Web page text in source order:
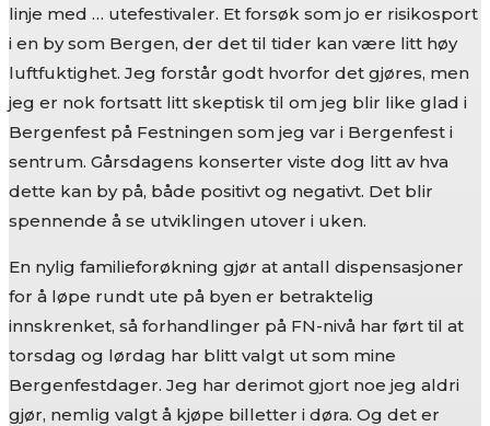
linje med … utefestivaler. Et forsøk som jo er risikosport
i en by som Bergen, der det til tider kan være litt høy
luftfuktighet. Jeg forstår godt hvorfor det gjøres, men
jeg er nok fortsatt litt skeptisk til om jeg blir like glad i
Bergenfest på Festningen som jeg var i Bergenfest i
sentrum. Gårsdagens konserter viste dog litt av hva
dette kan by på, både positivt og negativt. Det blir
spennende å se utviklingen utover i uken.
En nylig familieforøkning gjør at antall dispensasjoner
for å løpe rundt ute på byen er betraktelig
innskrenket, så forhandlinger på FN-nivå har ført til at
torsdag og lørdag har blitt valgt ut som mine
Bergenfestdager. Jeg har derimot gjort noe jeg aldri
gjør, nemlig valgt å kjøpe billetter i døra. Og det er